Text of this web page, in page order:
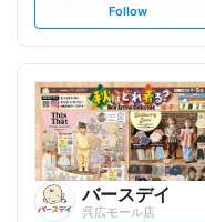
s
l
o
w
Follow
バースデイ
呉広モール店